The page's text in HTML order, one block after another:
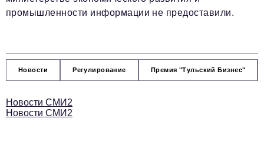
промышленности информации не предоставили.
Новости Регулирование Премия "Тульский Бизнес"
Новости СМИ2
Новости СМИ2